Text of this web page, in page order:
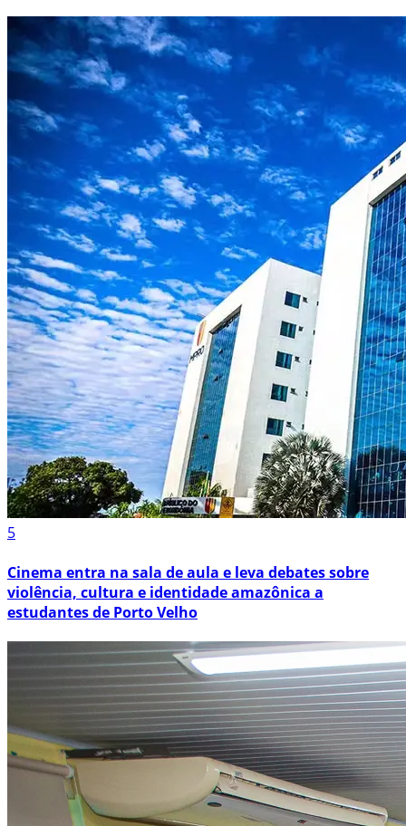
5
Cinema entra na sala de aula e leva debates sobre
violência, cultura e identidade amazônica a
estudantes de Porto Velho